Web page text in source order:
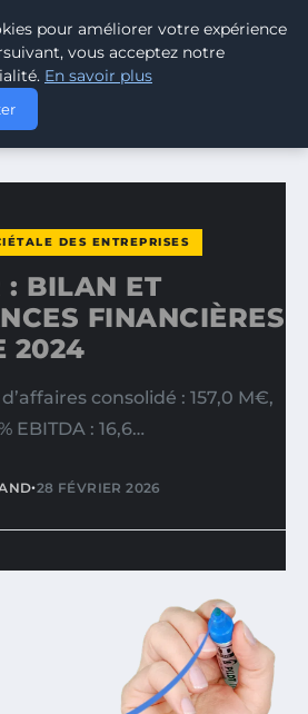
BLOG
SOCIÉTALE DES ENTREPRISES
PERFORMANCES FINANCIÈRES DE…
DES ENTREPRISES
: BILAN ET
FINANCIÈRES
2024
consolidé : 157,0 M€,
EBITDA : 16,6…
•28 FÉVRIER 2026
pour améliorer votre expérience
vous acceptez notre
En savoir plus